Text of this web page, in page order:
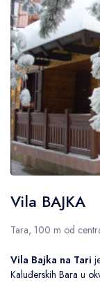
Vila BAJKA
Tara, 100 m od
Vila Bajka na Tari
Kaluđerskih Bara u